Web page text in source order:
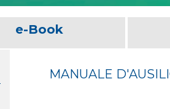
e-Book
MANUALE